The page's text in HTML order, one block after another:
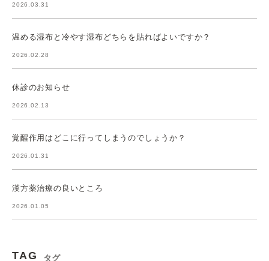
2026.03.31
温める湿布と冷やす湿布どちらを貼ればよいですか？
2026.02.28
休診のお知らせ
2026.02.13
覚醒作用はどこに行ってしまうのでしょうか？
2026.01.31
漢方薬治療の良いところ
2026.01.05
TAG タグ